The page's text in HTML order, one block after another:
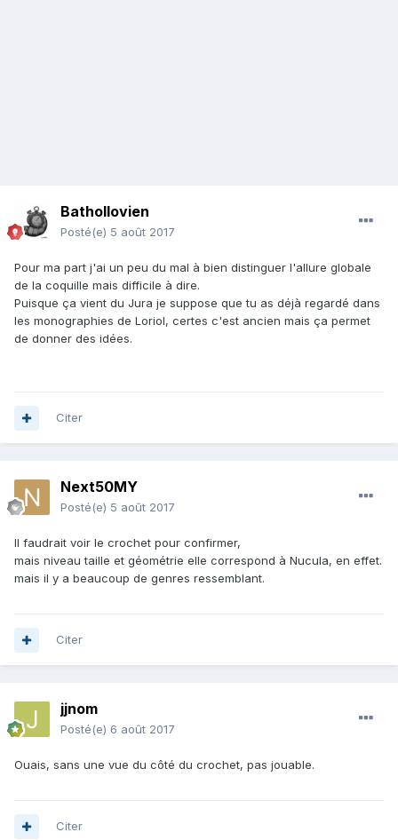
Bathollovien
Posté(e) 5 août 2017
Pour ma part j'ai un peu du mal à bien distinguer l'allure globale
de la coquille mais difficile à dire.
Puisque ça vient du Jura je suppose que tu as déjà regardé dans
les monographies de Loriol, certes c'est ancien mais ça permet
de donner des idées.
Citer
Next50MY
Posté(e) 5 août 2017
Il faudrait voir le crochet pour confirmer,
mais niveau taille et géométrie elle correspond à Nucula, en effet.
mais il y a beaucoup de genres ressemblant.
Citer
jjnom
Posté(e) 6 août 2017
Ouais, sans une vue du côté du crochet, pas jouable.
Citer